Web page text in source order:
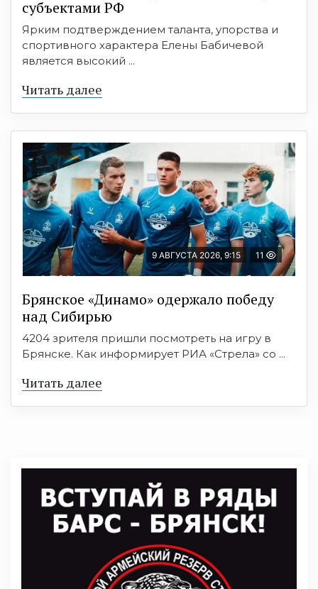
субъектами РФ
Ярким подтверждением таланта, упорства и
спортивного характера Елены Бабичевой
является высокий ...
Читать далее
9 АВГУСТА 2026, 9:15 11
Брянское «Динамо» одержало победу
над Сибирью
4204 зрителя пришли посмотреть на игру в
Брянске. Как информирует РИА «Стрела» со ...
Читать далее